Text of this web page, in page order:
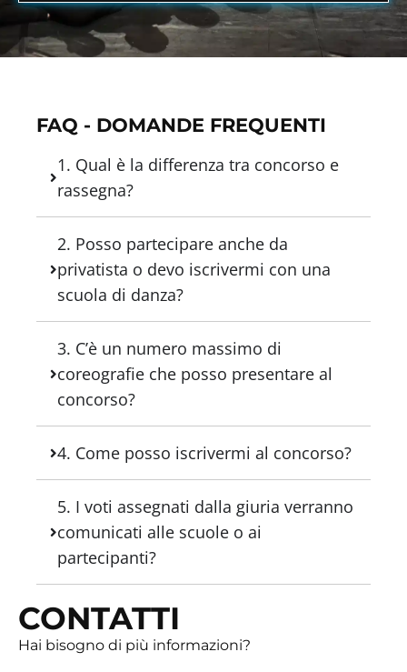
CONTATTI
Hai bisogno di più informazioni?
FAQ - DOMANDE FREQUENTI
1. Qual è la differenza tra concorso e
rassegna?
2. Posso partecipare anche da
privatista o devo iscrivermi con una
scuola di danza?
3. C’è un numero massimo di
coreografie che posso presentare al
concorso?
4. Come posso iscrivermi al concorso?
5. I voti assegnati dalla giuria verranno
comunicati alle scuole o ai
partecipanti?